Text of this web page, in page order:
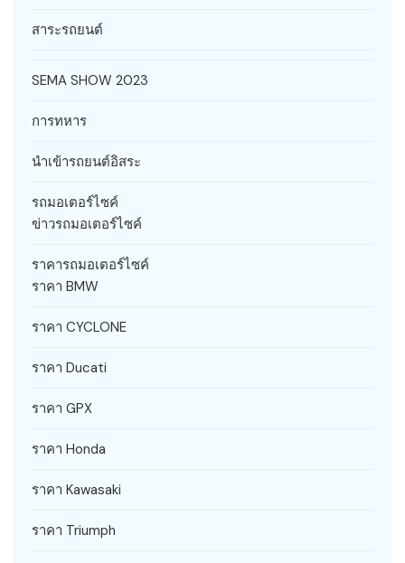
สาระรถยนต์
SEMA SHOW 2023
การทหาร
นำเข้ารถยนต์อิสระ
รถมอเตอร์ไซค์
ข่าวรถมอเตอร์ไซค์
ราคารถมอเตอร์ไซค์
ราคา BMW
ราคา CYCLONE
ราคา Ducati
ราคา GPX
ราคา Honda
ราคา Kawasaki
ราคา Triumph